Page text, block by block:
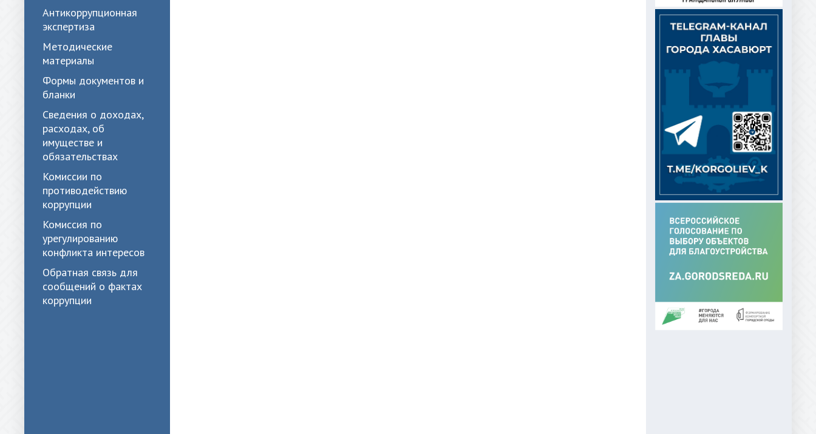
Антикоррупционная
экспертиза
Методические
материалы
Формы документов и
бланки
Сведения о доходах,
расходах, об
имуществе и
обязательствах
Комиссии по
противодействию
коррупции
Комиссия по
урегулированию
конфликта интересов
Обратная связь для
сообщений о фактах
коррупции